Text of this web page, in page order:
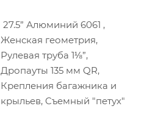
27.5” Алюминий 6061 ,
Женская геометрия,
Рулевая труба 1⅛”,
Дропауты 135 мм QR,
Крепления багажника и
крыльев, Cъемный "петух"